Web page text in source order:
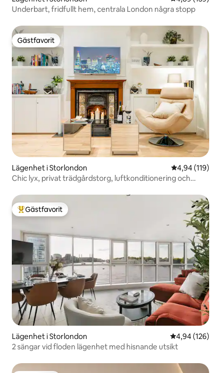
Underbart, fridfullt hem, centrala London några stopp
Gästfavorit
Gästfavorit
Lägenhet i Storlondon 4,94 av 5 i
4,94 (119)
Chic lyx, privat trädgårdstorg, luftkonditionering och
Populär gästfavorit
Gästfavorit
Lägenhet i Storlondon 4,94 av 5 i
4,94 (126)
2 sängar vid floden lägenhet med hisnande utsikt